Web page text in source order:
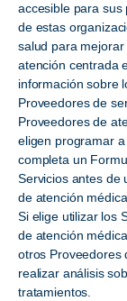
accesible para sus
de estas
salud para
atención centrada
información sobre
Proveedores de
Proveedores de
eligen programar
completa un
Servicios antes de
de atención
Si elige utilizar los
de atención
otros Proveedores
realizar análisis
tratamientos.